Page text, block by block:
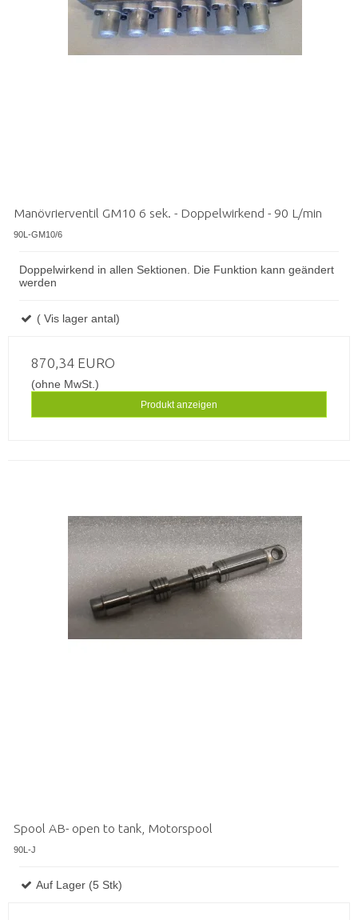
Manövrierventil GM10 6 sek. - Doppelwirkend - 90 L/min
90L-GM10/6
Doppelwirkend in allen Sektionen. Die Funktion kann geändert
werden
( Vis lager antal)
870,34 EURO
(ohne MwSt.)
Produkt anzeigen
Spool AB- open to tank, Motorspool
90L-J
Auf Lager (5 Stk)